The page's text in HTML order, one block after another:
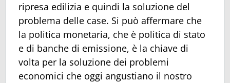
ripresa edilizia e quindi la soluzione del
problema delle case. Si può affermare che
la politica monetaria, che è politica di stato
e di banche di emissione, è la chiave di
volta per la soluzione dei problemi
economici che oggi angustiano il nostro